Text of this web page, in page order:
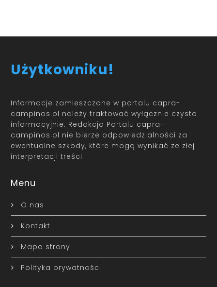
Użytkowniku!
Informacje zamieszczone w portalu capra-
campinos.pl należy traktować wyłącznie czysto
informacyjnie. Redakcja Portalu capra-
campinos.pl nie bierze odpowiedzialności za
ewentualne szkody, które mogą wynikać ze złej
interpretacji treści.
Menu
O nas
Kontakt
Mapa strony
Polityka prywatności